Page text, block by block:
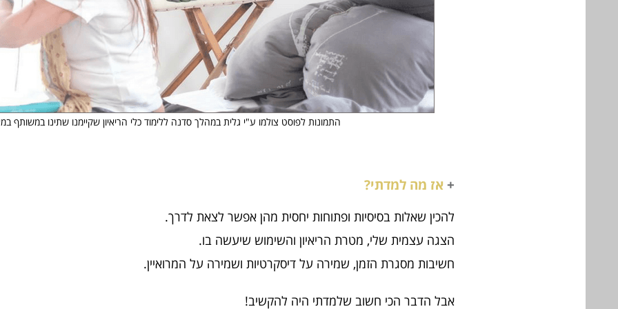
התמונות לפוסט צולמו ע"י גלית במהלך סדנה ללימוד כלי הריאיון שקיימנו שתינו במשותף במאי
+אז מה למדתי?
להכין שאלות בסיסיות ופתוחות יחסית מהן אפשר לצאת לדרך.
הצגה עצמית שלי, מטרת הריאיון והשימוש שיעשה בו.
חשיבות מסגרת הזמן, שמירה על דיסקרטיות ושמירה על המרואיין.
אבל הדבר הכי חשוב שלמדתי היה להקשיב!